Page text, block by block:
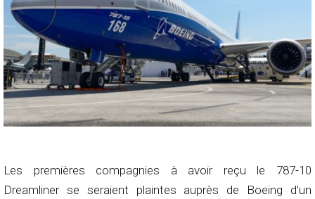
Les premières compagnies à avoir reçu le 787-10
Dreamliner se seraient plaintes auprès de Boeing d’un